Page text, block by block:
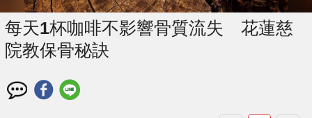
每天1杯咖啡不影響骨質流失 花蓮慈
院教保骨秘訣